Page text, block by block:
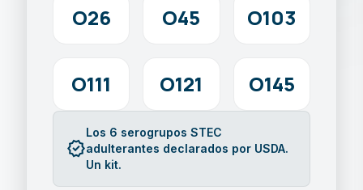
O26 O45 O103
O111 O121 O145
verified
Los 6 serogrupos STEC
adulterantes declarados por USDA.
Un kit.